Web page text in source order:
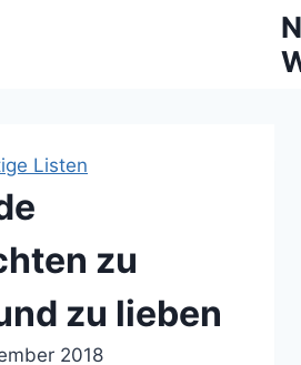
Listen
zu
zu lieben
2018